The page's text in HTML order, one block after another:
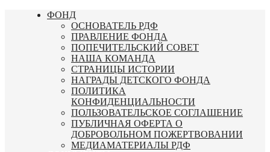
Перейти
ФОНД
ОСНОВАТЕЛЬ РДФ
ПРАВЛЕНИЕ ФОНДА
ПОПЕЧИТЕЛЬСКИЙ СОВЕТ
НАША КОМАНДА
СТРАНИЦЫ ИСТОРИИ
НАГРАДЫ ДЕТСКОГО ФОНДА
ПОЛИТИКА
КОНФИДЕНЦИАЛЬНОСТИ
ПОЛЬЗОВАТЕЛЬСКОЕ СОГЛАШЕНИЕ
ПУБЛИЧНАЯ ОФЕРТА О
ДОБРОВОЛЬНОМ ПОЖЕРТВОВАНИИ
МЕДИАМАТЕРИАЛЫ РДФ